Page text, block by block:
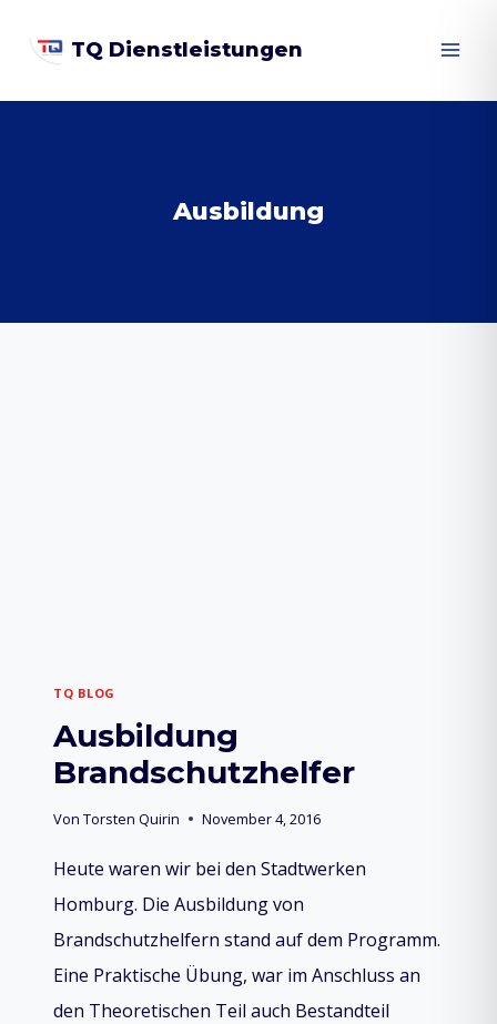
Inhalt
TQ Dienstleistungen
Ausbildung
TQ BLOG
Ausbildung
Brandschutzhelfer
Von Torsten Quirin November 4, 2016
Heute waren wir bei den Stadtwerken
Homburg. Die Ausbildung von
Brandschutzhelfern stand auf dem Programm.
Eine Praktische Übung, war im Anschluss an
den Theoretischen Teil auch Bestandteil